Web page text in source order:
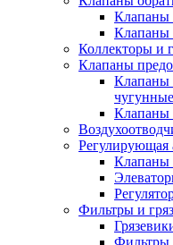
Клапаны
Клапаны
Коллекторы и
Клапаны
Клапаны
чугунные
Клапаны
Регулирующая
Клапаны
Фильтры и
Фильтры